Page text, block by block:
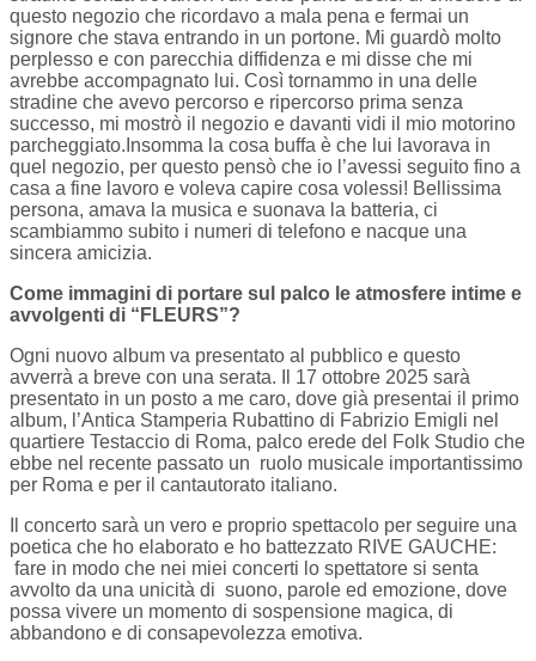
questo negozio che ricordavo a mala pena e fermai un
signore che stava entrando in un portone. Mi guardò molto
perplesso e con parecchia diffidenza e mi disse che mi
avrebbe accompagnato lui. Così tornammo in una delle
stradine che avevo percorso e ripercorso prima senza
successo, mi mostrò il negozio e davanti vidi il mio motorino
parcheggiato.Insomma la cosa buffa è che lui lavorava in
quel negozio, per questo pensò che io l’avessi seguito fino a
casa a fine lavoro e voleva capire cosa volessi! Bellissima
persona, amava la musica e suonava la batteria, ci
scambiammo subito i numeri di telefono e nacque una
sincera amicizia.
Come immagini di portare sul palco le atmosfere intime e
avvolgenti di “FLEURS”?
Ogni nuovo album va presentato al pubblico e questo
avverrà a breve con una serata. Il 17 ottobre 2025 sarà
presentato in un posto a me caro, dove già presentai il primo
album, l’Antica Stamperia Rubattino di Fabrizio Emigli nel
quartiere Testaccio di Roma, palco erede del Folk Studio che
ebbe nel recente passato un ruolo musicale importantissimo
per Roma e per il cantautorato italiano.
Il concerto sarà un vero e proprio spettacolo per seguire una
poetica che ho elaborato e ho battezzato RIVE GAUCHE:
fare in modo che nei miei concerti lo spettatore si senta
avvolto da una unicità di suono, parole ed emozione, dove
possa vivere un momento di sospensione magica, di
abbandono e di consapevolezza emotiva.